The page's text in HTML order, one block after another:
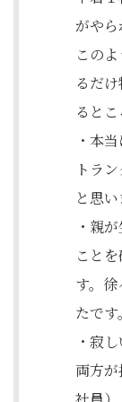
がや
この
るだ
ると
・本
トラ
と思
・親
こと
す。
たです
・寂
両方